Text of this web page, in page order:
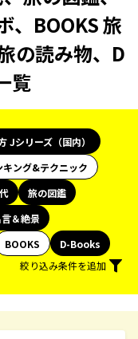
、BOOKS 旅
の読み物、D
覧
Jシリーズ（国内）
キング&テクニック
旅の図鑑
＆絶景
BOOKS
D-Books
絞り込み条件を追加